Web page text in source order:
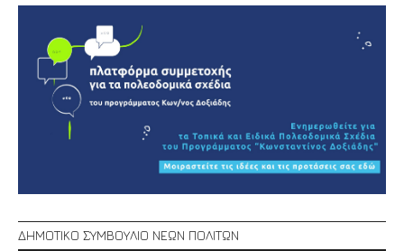
ΔΗΜΟΤΙΚΟ ΣΥΜΒΟΥΛΙΟ ΝΕΩΝ ΠΟΛΙΤΩΝ